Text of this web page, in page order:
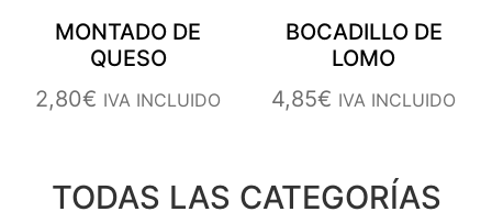
MONTADO DE
QUESO
2,80€ IVA INCLUIDO
BOCADILLO DE
LOMO
4,85€ IVA INCLUIDO
TODAS LAS CATEGORÍAS